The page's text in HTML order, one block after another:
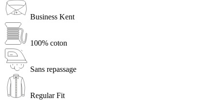
Business Kent
100% coton
Sans repassage
Regular Fit